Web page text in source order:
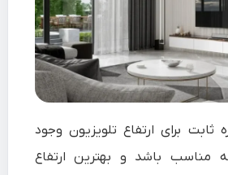
ثابت برای ارتفاع تلویزیون وجود
مناسب باشد و بهترین ارتفاع